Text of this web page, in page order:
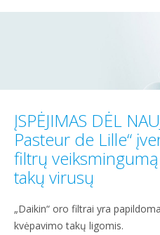
ĮSPĖJIMAS DĖL
Pasteur de Lille“
filtrų
takų virusų
„Daikin“ oro filtrai yra
kvėpavimo takų ligomis.